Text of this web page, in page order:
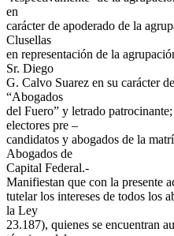
en
carácter de apoderado de la
Clusellas
en representación de la
Sr. Diego
G. Calvo Suarez en su carácter
“Abogados
del Fuero” y letrado
electores pre –
candidatos y abogados de la
Abogados de
Capital Federal.-
Manifiestan que con la presente
tutelar los intereses de todos los
la Ley
23.187), quienes se encuentran